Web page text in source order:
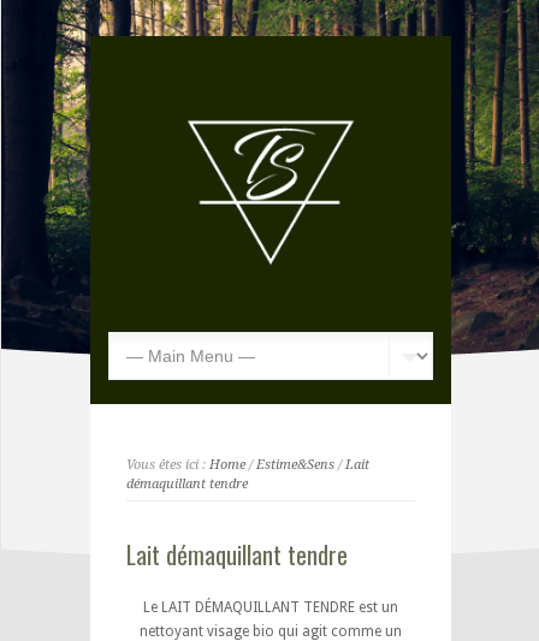
Vous êtes ici : Home/Estime&Sens/Lait
démaquillant tendre
Lait démaquillant tendre
Le LAIT DÉMAQUILLANT TENDRE est un
nettoyant visage bio qui agit comme un